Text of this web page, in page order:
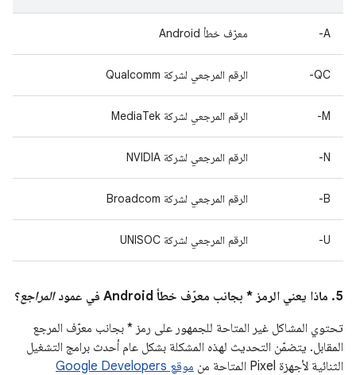
A- معرّف خطأ Android
QC- الرقم المرجعي لشركة Qualcomm
M- الرقم المرجعي لشركة MediaTek
N- الرقم المرجعي لشركة NVIDIA
B- الرقم المرجعي لشركة Broadcom
U- الرقم المرجعي لشركة UNISOC
5. ماذا يعني الرمز * بجانب معرّف خطأ Android في عمود المراجع؟
تحتوي المشاكل غير المتاحة للجمهور على رمز * بجانب معرّف المرجع
المقابل. يتضمّن التحديث لهذه المشكلة بشكل عام أحدث برامج التشغيل
الثنائية لأجهزة Pixel المتاحة من
موقع Google Developers